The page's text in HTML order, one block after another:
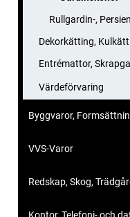
Rullgardin-,
Dekorkätting,
Entrémattor,
Värdeförvaring
Byggvaror,
VVS-Varor
Redskap, Skog,